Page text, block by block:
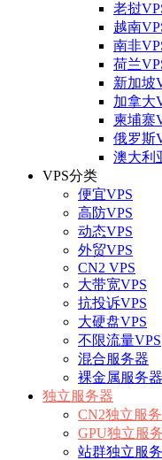
老挝
越南
南非
荷兰
新加坡
加拿大
柬埔寨
俄罗斯
澳大利
VPS分类
便宜VPS
高防VPS
动态VPS
外贸VPS
CN2 VPS
大带宽VPS
抗投诉VPS
大硬盘VPS
不限流量VPS
混合服务器
裸金属服务器
独立服务器
CN2独立服
GPU独立服
站群独立服